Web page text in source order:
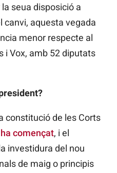
seua disposició a
canvi, aquesta vegada
menor respecte al
i Vox, amb 52 diputats
constitució de les Corts
començat, i el
investidura del nou
de maig o principis